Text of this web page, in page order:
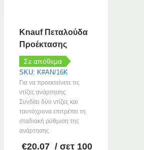
Knauf Πεταλούδα
Προέκτασης
Σε απόθεμα
SKU: K#AN/16K
Για να προεκτείνετε τις
ντίζες ανάρτησης
Συνδέει δύο ντίζες και
ταυτόχρονα επιτρέπει τη
σταδιακή ρύθμιση της
ανάρτησης
€20.07 / σετ 100